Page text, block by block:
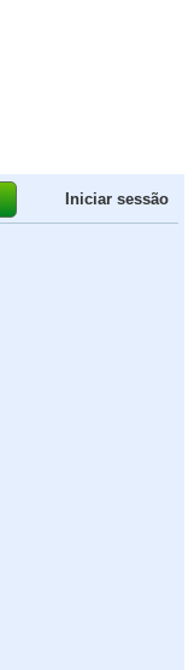
Iniciar sessão